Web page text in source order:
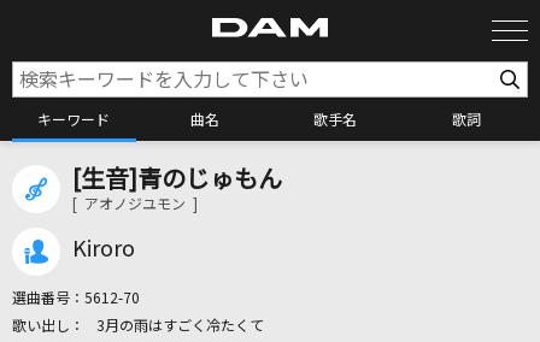
キーワード 曲名 歌手名 歌詞
カラオケ検索
[生音]青のじゅもん
[ アオノジユモン ]
Kiroro
選曲番号： 5612-70
3月の雨はすごく冷たくて